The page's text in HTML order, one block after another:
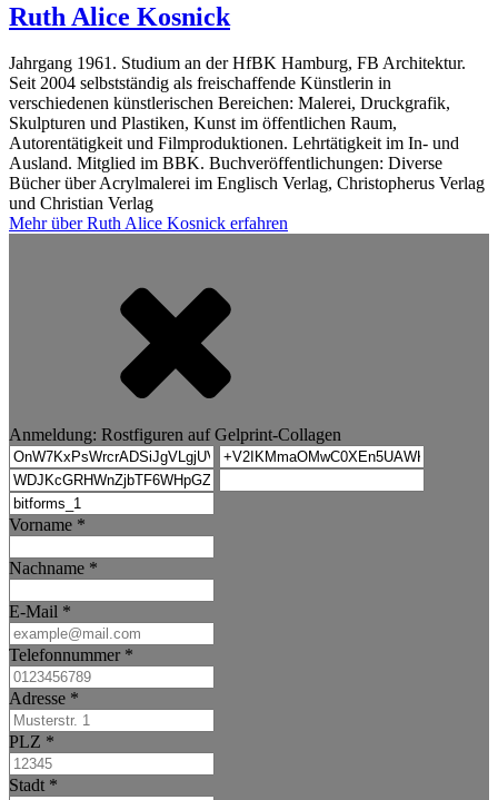
Ruth Alice Kosnick
Jahrgang 1961. Studium an der HfBK Hamburg, FB Architektur.
Seit 2004 selbstständig als freischaffende Künstlerin in
verschiedenen künstlerischen Bereichen: Malerei, Druckgrafik,
Skulpturen und Plastiken, Kunst im öffentlichen Raum,
Autorentätigkeit und Filmproduktionen. Lehrtätigkeit im In- und
Ausland. Mitglied im BBK. Buchveröffentlichungen: Diverse
Bücher über Acrylmalerei im Englisch Verlag, Christopherus Verlag
und Christian Verlag
Mehr überRuth Alice Kosnick erfahren
Anmeldung: Rostfiguren auf Gelprint-Collagen
Vorname *
Nachname *
E-Mail *
Telefonnummer *
Adresse *
PLZ *
Stadt *